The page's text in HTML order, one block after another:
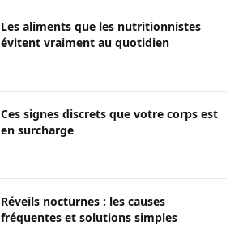
Les aliments que les nutritionnistes
évitent vraiment au quotidien
Ces signes discrets que votre corps est
en surcharge
Réveils nocturnes : les causes
fréquentes et solutions simples